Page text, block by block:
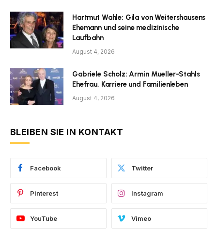
Hartmut Wahle: Gila von Weitershausens
Ehemann und seine medizinische
Laufbahn
August 4, 2026
Gabriele Scholz: Armin Mueller-Stahls
Ehefrau, Karriere und Familienleben
August 4, 2026
BLEIBEN SIE IN KONTAKT
Facebook Twitter
Pinterest Instagram
YouTube Vimeo